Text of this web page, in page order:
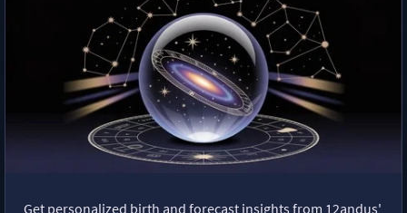
Get personalized birth and forecast insights from 12andus'